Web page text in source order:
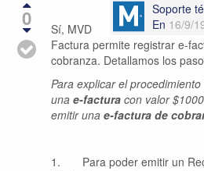
0
Soporte
En 16/9/
Sí, MVD
Factura permite registrar e-
cobranza. Detallamos los
Para explicar el
una e-factura con valor
emitir una e-factura de
1. Para poder emitir un